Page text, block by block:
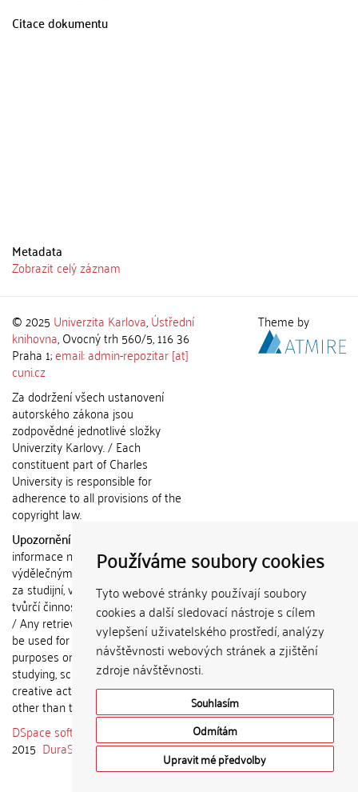
Používáme soubory cookies
Tyto webové stránky používají soubory
cookies a další sledovací nástroje s cílem
vylepšení uživatelského prostředí, analýzy
návštěvnosti webových stránek a zjištění
zdroje návštěvnosti.
Souhlasím
Odmítám
Upravit mé předvolby
Citace dokumentu
Metadata
Zobrazit celý záznam
© 2025 Univerzita Karlova,Ústřední
knihovna, Ovocný trh 560/5, 116 36
Praha 1;email: admin-repozitar [at]
cuni.cz
Za dodržení všech ustanovení
autorského zákona jsou
zodpovědné jednotlivé složky
Univerzity Karlovy. / Each
constituent part of Charles
University is responsible for
adherence to all provisions of the
copyright law.
Upozornění / Notice:
informace nemohou být použity k
výdělečným účelům nebo vydávány
za studijní, vědeckou nebo jinou
tvůrčí činnost jiné osoby než autora.
/ Any retrieved information shall not
be used for any commercial
purposes or claimed as results of
studying, scientific or any other
creative activities of any person
other than the author.
DSpace software
copyright © 2002-
2015 DuraSpace
Theme by